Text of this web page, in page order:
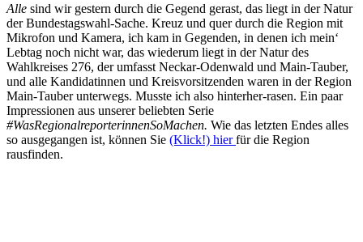
Alle sind wir gestern durch die Gegend gerast, das liegt in der Natur
der Bundestagswahl-Sache. Kreuz und quer durch die Region mit
Mikrofon und Kamera, ich kam in Gegenden, in denen ich mein‘
Lebtag noch nicht war, das wiederum liegt in der Natur des
Wahlkreises 276, der umfasst Neckar-Odenwald und Main-Tauber,
und alle Kandidatinnen und Kreisvorsitzenden waren in der Region
Main-Tauber unterwegs. Musste ich also hinterher-rasen. Ein paar
Impressionen aus unserer beliebten Serie
#WasRegionalreporterinnenSoMachen. Wie das letzten Endes alles
so ausgegangen ist, können Sie (Klick!) hierfür die Region
rausfinden.